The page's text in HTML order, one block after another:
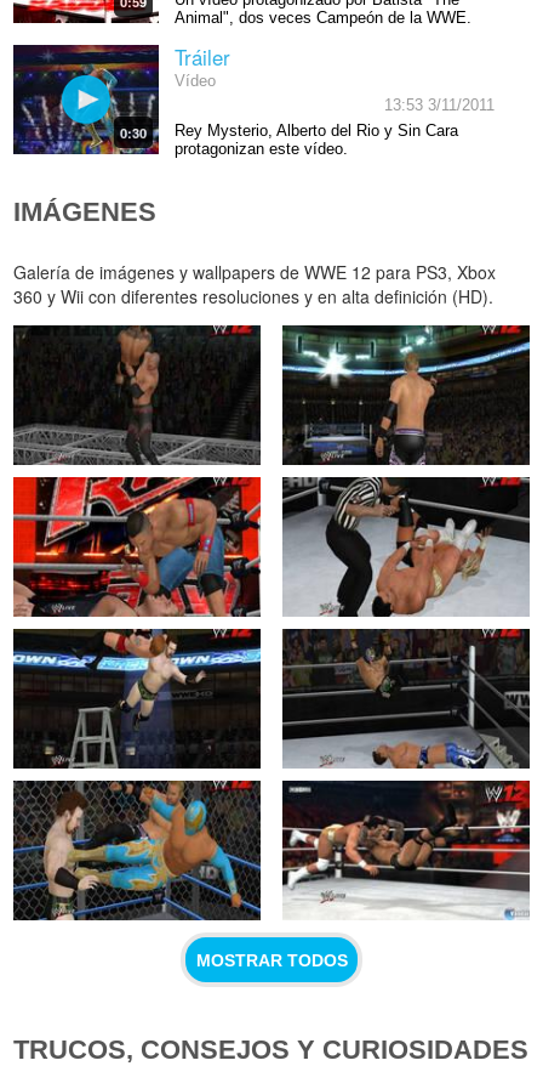
Animal", dos veces Campeón de la WWE.
0:30
Tráiler
Vídeo
13:53 3/11/2011
Rey Mysterio, Alberto del Rio y Sin Cara
protagonizan este vídeo.
IMÁGENES
Galería de imágenes y wallpapers de WWE 12 para PS3, Xbox
360 y Wii con diferentes resoluciones y en alta definición (HD).
MOSTRAR TODOS
TRUCOS, CONSEJOS Y CURIOSIDADES